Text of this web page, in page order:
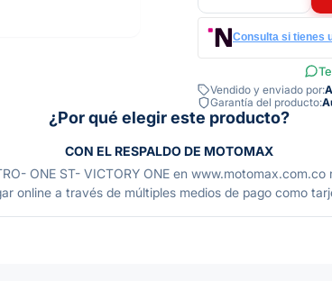
Consulta si tienes
Vendido y enviado por:
Garantía del producto:
¿Por qué elegir este producto?
CON EL RESPALDO DE MOTOMAX
ONE ST- VICTORY ONE en
online a través de múltiples medios de pago como